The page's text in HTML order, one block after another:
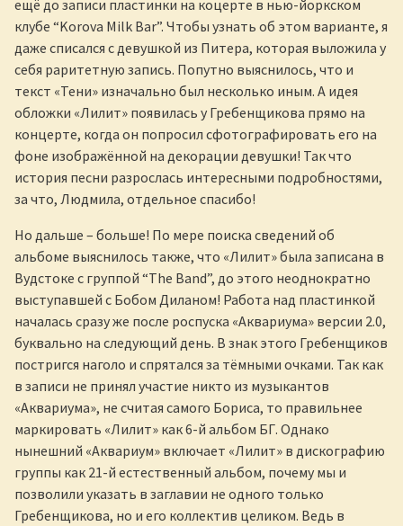
ещё до записи пластинки на коцерте в нью-йоркском
клубе “Korova Milk Bar”. Чтобы узнать об этом варианте, я
даже списался с девушкой из Питера, которая выложила у
себя раритетную запись. Попутно выяснилось, что и
текст «Тени» изначально был несколько иным. А идея
обложки «Лилит» появилась у Гребенщикова прямо на
концерте, когда он попросил сфотографировать его на
фоне изображённой на декорации девушки! Так что
история песни разрослась интересными подробностями,
за что, Людмила, отдельное спасибо!
Но дальше – больше! По мере поиска сведений об
альбоме выяснилось также, что «Лилит» была записана в
Вудстоке с группой “The Band”, до этого неоднократно
выступавшей с Бобом Диланом! Работа над пластинкой
началась сразу же после роспуска «Аквариума» версии 2.0,
буквально на следующий день. В знак этого Гребенщиков
постригся наголо и спрятался за тёмными очками. Так как
в записи не принял участие никто из музыкантов
«Аквариума», не считая самого Бориса, то правильнее
маркировать «Лилит» как 6-й альбом БГ. Однако
нынешний «Аквариум» включает «Лилит» в дискографию
группы как 21-й естественный альбом, почему мы и
позволили указать в заглавии не одного только
Гребенщикова, но и его коллектив целиком. Ведь в